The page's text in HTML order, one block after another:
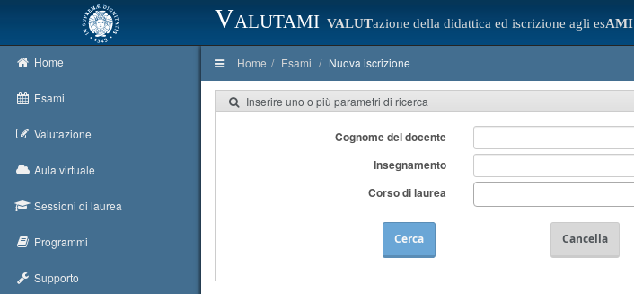
Valutami VALUTazione della didattica ed iscrizione agli esAMI
Home
Esami
Valutazione
Aula virtuale
Sessioni di laurea
Programmi
Supporto
Home Esami Nuova iscrizione
Inserire uno o più parametri di ricerca
Cognome del docente
Insegnamento
Corso di laurea
Cerca Cancella